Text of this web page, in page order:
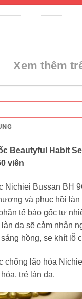
Xem thêm
Beautyful Habit
viên
Nichiei Bussan BH
và phục hồi làn
tế bào gốc tự
làn da sẽ cảm nhận
hồng, se khít lỗ
chống lão hóa
trẻ làn da.